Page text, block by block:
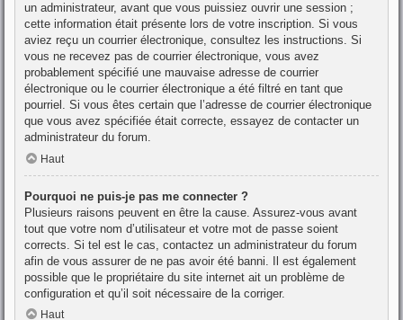
un administrateur, avant que vous puissiez ouvrir une session ;
cette information était présente lors de votre inscription. Si vous
aviez reçu un courrier électronique, consultez les instructions. Si
vous ne recevez pas de courrier électronique, vous avez
probablement spécifié une mauvaise adresse de courrier
électronique ou le courrier électronique a été filtré en tant que
pourriel. Si vous êtes certain que l’adresse de courrier électronique
que vous avez spécifiée était correcte, essayez de contacter un
administrateur du forum.
Haut
Pourquoi ne puis-je pas me connecter ?
Plusieurs raisons peuvent en être la cause. Assurez-vous avant
tout que votre nom d’utilisateur et votre mot de passe soient
corrects. Si tel est le cas, contactez un administrateur du forum
afin de vous assurer de ne pas avoir été banni. Il est également
possible que le propriétaire du site internet ait un problème de
configuration et qu’il soit nécessaire de la corriger.
Haut